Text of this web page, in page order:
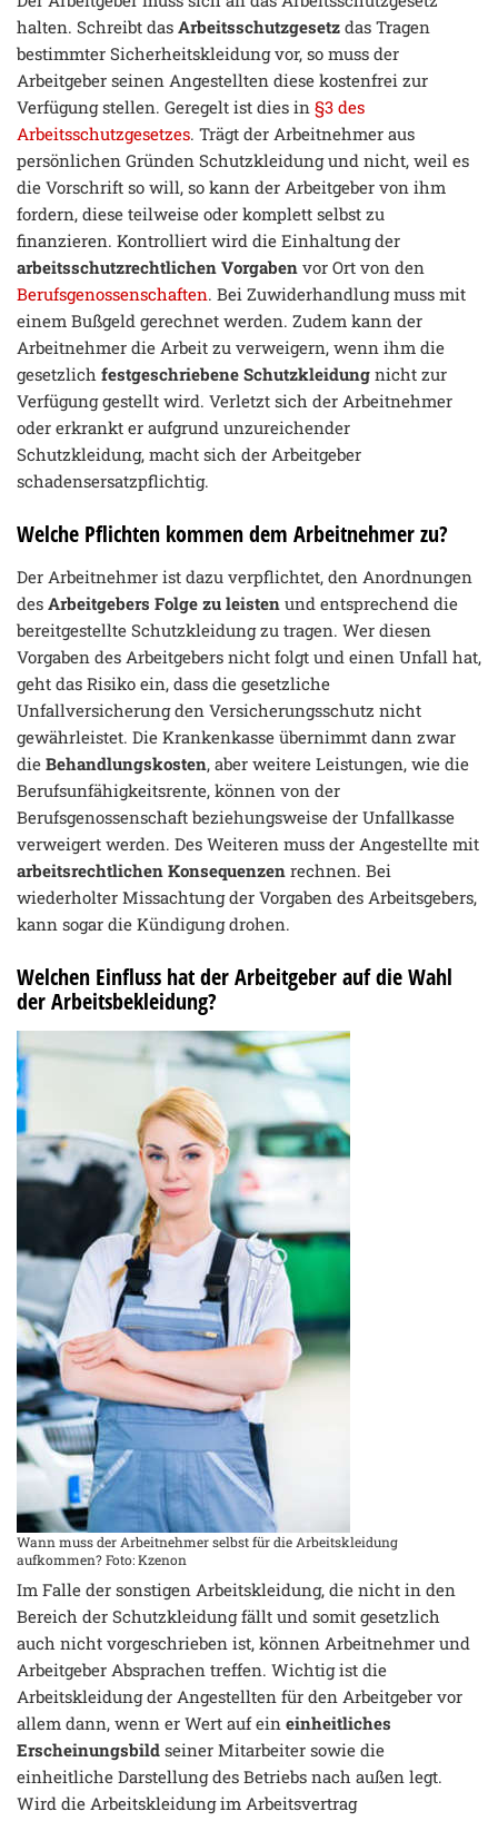
halten. Schreibt das Arbeitsschutzgesetz das Tragen
bestimmter Sicherheitskleidung vor, so muss der
Arbeitgeber seinen Angestellten diese kostenfrei zur
Verfügung stellen. Geregelt ist dies in §3 des
Arbeitsschutzgesetzes. Trägt der Arbeitnehmer aus
persönlichen Gründen Schutzkleidung und nicht, weil es
die Vorschrift so will, so kann der Arbeitgeber von ihm
fordern, diese teilweise oder komplett selbst zu
finanzieren. Kontrolliert wird die Einhaltung der
arbeitsschutzrechtlichen Vorgaben vor Ort von den
Berufsgenossenschaften. Bei Zuwiderhandlung muss mit
einem Bußgeld gerechnet werden. Zudem kann der
Arbeitnehmer die Arbeit zu verweigern, wenn ihm die
gesetzlich festgeschriebene Schutzkleidung nicht zur
Verfügung gestellt wird. Verletzt sich der Arbeitnehmer
oder erkrankt er aufgrund unzureichender
Schutzkleidung, macht sich der Arbeitgeber
schadensersatzpflichtig.
Welche Pflichten kommen dem Arbeitnehmer zu?
Der Arbeitnehmer ist dazu verpflichtet, den Anordnungen
des Arbeitgebers Folge zu leisten und entsprechend die
bereitgestellte Schutzkleidung zu tragen. Wer diesen
Vorgaben des Arbeitgebers nicht folgt und einen Unfall hat,
geht das Risiko ein, dass die gesetzliche
Unfallversicherung den Versicherungsschutz nicht
gewährleistet. Die Krankenkasse übernimmt dann zwar
die Behandlungskosten, aber weitere Leistungen, wie die
Berufsunfähigkeitsrente, können von der
Berufsgenossenschaft beziehungsweise der Unfallkasse
verweigert werden. Des Weiteren muss der Angestellte mit
arbeitsrechtlichen Konsequenzen rechnen. Bei
wiederholter Missachtung der Vorgaben des Arbeitsgebers,
kann sogar die Kündigung drohen.
Welchen Einfluss hat der Arbeitgeber auf die Wahl
der Arbeitsbekleidung?
Wann muss der Arbeitnehmer selbst für die Arbeitskleidung
aufkommen? Foto: Kzenon
Im Falle der sonstigen Arbeitskleidung, die nicht in den
Bereich der Schutzkleidung fällt und somit gesetzlich
auch nicht vorgeschrieben ist, können Arbeitnehmer und
Arbeitgeber Absprachen treffen. Wichtig ist die
Arbeitskleidung der Angestellten für den Arbeitgeber vor
allem dann, wenn er Wert auf ein einheitliches
Erscheinungsbild seiner Mitarbeiter sowie die
einheitliche Darstellung des Betriebs nach außen legt.
Wird die Arbeitskleidung im Arbeitsvertrag